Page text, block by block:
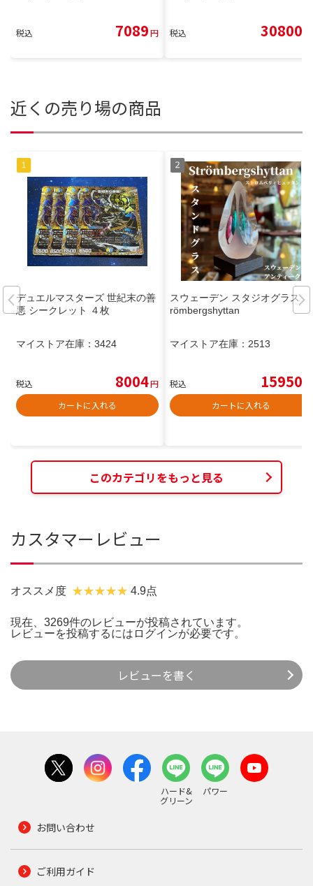
税込 7089円 税込 30800
近くの売り場の商品
デュエルマスターズ 世紀末の善
悪 シークレット ４枚
マイストア在庫： 3424
税込 8004円
カートに入れる
スウェーデン スタジオグラス St
römbergshyttan
マイストア在庫： 2513
税込 15950
カートに入れる
このカテゴリをもっと見る
カスタマーレビュー
オススメ度 4.9点
現在、3269件のレビューが投稿されています。
レビューを投稿するには ログインが必要です。
レビューを書く
ハード&
グリーン
パワー
お問い合わせ
ご利用ガイド